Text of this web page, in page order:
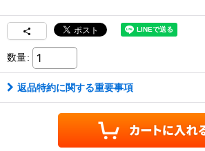
数量:
返品特約に関する重要事項